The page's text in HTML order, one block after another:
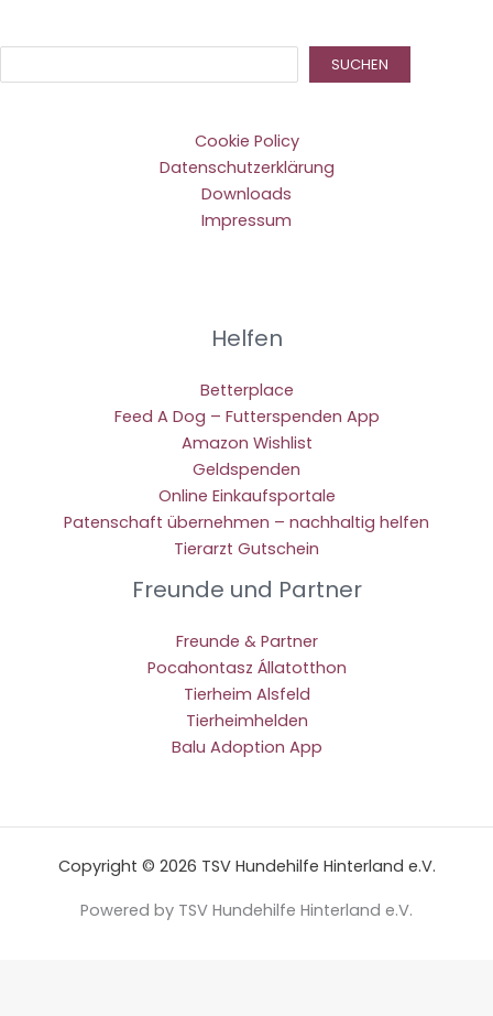
SUCHEN
Cookie Policy
Datenschutzerklärung
Downloads
Impressum
Helfen
Betterplace
Feed A Dog – Futterspenden App
Amazon Wishlist
Geldspenden
Online Einkaufsportale
Patenschaft übernehmen – nachhaltig helfen
Tierarzt Gutschein
Freunde und Partner
Freunde & Partner
Pocahontasz Állatotthon
Tierheim Alsfeld
Tierheimhelden
Balu Adoption App
Copyright © 2026 TSV Hundehilfe Hinterland e.V.
Powered by TSV Hundehilfe Hinterland e.V.